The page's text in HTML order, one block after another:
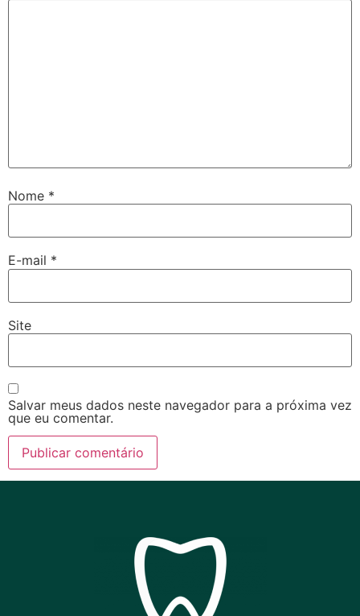
Nome *
E-mail *
Site
Salvar meus dados neste navegador para a próxima vez
que eu comentar.